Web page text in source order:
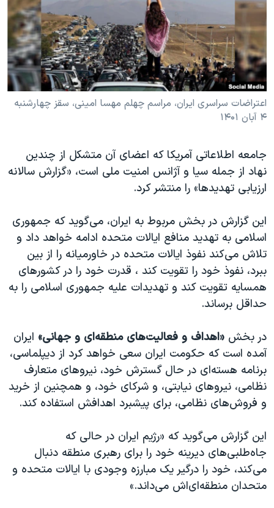
فرهنگ و زندگی
حقوق شهروندی
اقتصادی
علم و فناوری
اسرائیل در جنگ
گالری عکس
مستندها
انتخابات ریاست جمهوری آمریکا ۲۰۲۴
حمله جمهوری اسلامی به اسرائیل
رمز مهسا
ورزش زنان در ایران
اعتراضات زن، زندگی، آزادی
تریبونال مردمی آبان ۹۸
دادگاه حمید نوری
قانون شفافیت دارائی کادر رهبری ایران
اعتراضات مردمی آبان ۹۸
اسرائیل در جنگ
نرگس محمدی برنده جایزه نوبل صلح
صفحه‌های ویژه
سفر پرزیدنت ترامپ به چین
دنبال کنید
زبانهای مختلف
اعتراضات سراسری ایران، مراسم چهلم مهسا امینی، سقز چهارشنبه
۴ آبان ۱۴۰۱
جامعه اطلاعاتی آمریکا که اعضای آن متشکل از چندین
نهاد از جمله سیا و آژانس امنیت ملی است، «گزارش سالانه
ارزیابی تهدیدها» را منتشر کرد.
این گزارش در بخش مربوط به ایران، می‌گوید که جمهوری
اسلامی به تهدید منافع ایالات متحده ادامه خواهد داد و
تلاش می‌کند نفوذ ایالات متحده در خاورمیانه را از بین
ببرد، نفوذ خود را تقویت کند ، قدرت خود را در کشورهای
همسایه تقویت کند و تهدیدات علیه جمهوری اسلامی را به
حداقل برساند.
در بخش «اهداف و فعالیت‌های منطقه‌ای و جهانی» ایران
آمده است که حکومت ایران سعی خواهد کرد از دیپلماسی،
برنامه هسته‌ای در حال گسترش خود، نیروهای متعارف
نظامی، نیروهای نیابتی، و شرکای خود، و همچنین از خرید
و فروش‌های نظامی، برای پیشبرد اهدافش استفاده کند.
این گزارش می‌گوید که «رژیم ایران در حالی که
جاه‌طلبی‌های دیرینه خود را برای رهبری منطقه دنبال
می‌کند، خود را درگیر یک مبارزه وجودی با ایالات متحده و
متحدان منطقه‌ای‌اش می‌داند.»